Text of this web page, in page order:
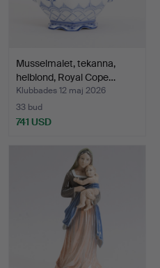
Musselmalet, tekanna,
helblond, Royal Cope…
Klubbades 12 maj 2026
33 bud
741 USD